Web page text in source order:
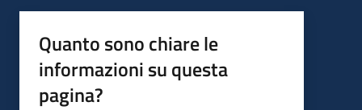
Quanto sono chiare le
informazioni su questa
pagina?